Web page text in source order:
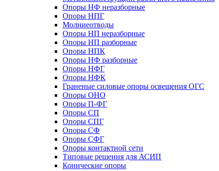
Опоры НФ неразборные
Опоры НПГ
Молниеотводы
Опоры НП неразборные
Опоры НП разборные
Опоры НПК
Опоры НФ разборные
Опоры НФГ
Опоры НФК
Граненые силовые опоры освещения ОГС
Опоры ОНО
Опоры П-ФГ
Опоры СП
Опоры СПГ
Опоры СФ
Опоры СФГ
Опоры контактной сети
Типовые решения для АСИП
Конические опоры